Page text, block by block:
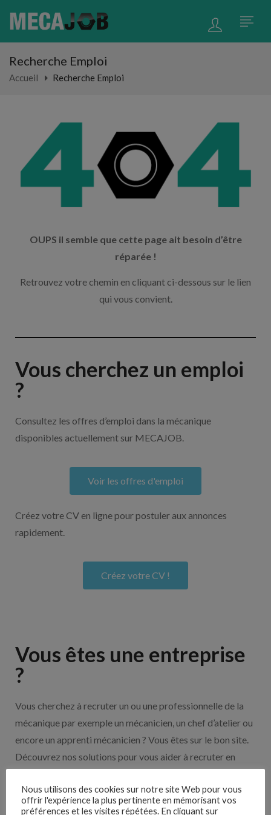
Recherche Emploi
Accueil Recherche Emploi
OUPS il semble que cette page ait besoin d’être
réparée !
Retrouvez votre chemin en cliquant ci-dessous sur le lien
qui vous convient.
Vous cherchez un emploi
?
Consultez les offres d’emploi dans la mécanique
disponibles actuellement sur MECAJOB.
Voir les offres d'emploi
Créez votre CV en ligne pour postuler aux annonces
rapidement.
Créez votre CV !
Vous êtes une entreprise
?
Vous cherchez à recruter un ou une professionnelle de la
mécanique par exemple un mécanicien, un chef d’atelier ou
encore un apprenti mécanicien ? Vous êtes sur le bon site.
Découvrez nos solutions pour vous aider à recruter en
Nous utilisons des cookies sur notre site Web pour vous
offrir l'expérience la plus pertinente en mémorisant vos
préférences et les visites répétées. En cliquant sur